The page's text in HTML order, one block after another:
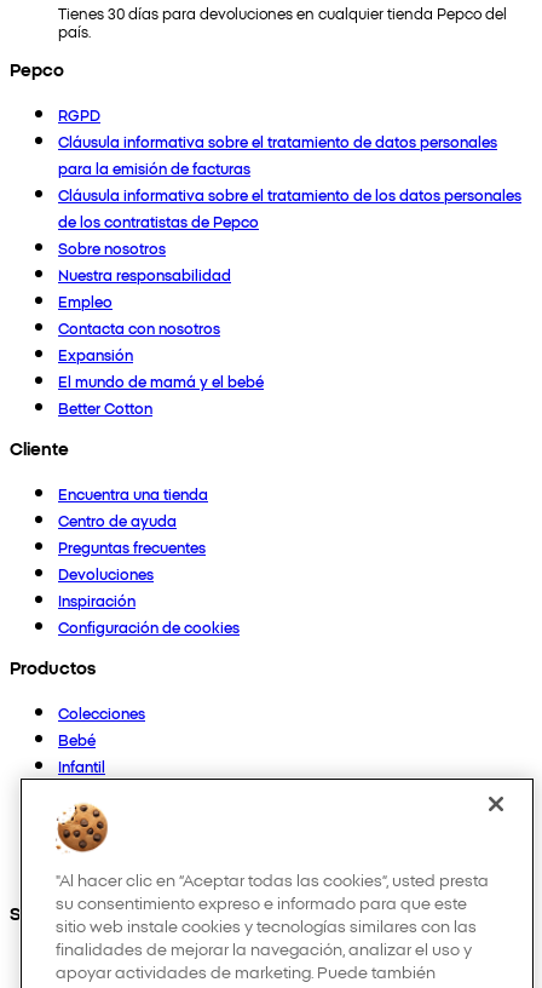
Tienes 30 días para devoluciones en cualquier tienda Pepco del
país.
Pepco
RGPD
Cláusula informativa sobre el tratamiento de datos personales
para la emisión de facturas
Cláusula informativa sobre el tratamiento de los datos personales
de los contratistas de Pepco
Sobre nosotros
Nuestra responsabilidad
Empleo
Contacta con nosotros
Expansión
El mundo de mamá y el bebé
Better Cotton
Cliente
Encuentra una tienda
Centro de ayuda
Preguntas frecuentes
Devoluciones
Inspiración
Configuración de cookies
Productos
Colecciones
Bebé
Infantil
Mujer
Hombre
Otros
Síguenos en:
"Al hacer clic en “Aceptar todas las cookies”, usted presta
su consentimiento expreso e informado para que este
sitio web instale cookies y tecnologías similares con las
finalidades de mejorar la navegación, analizar el uso y
apoyar actividades de marketing. Puede también